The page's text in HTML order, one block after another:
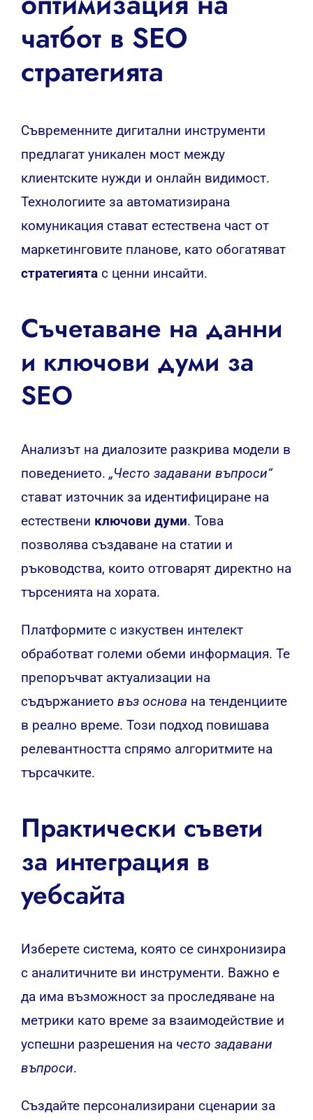
чатбот в SEO
стратегията
Съвременните дигитални инструменти
предлагат уникален мост между
клиентските нужди и онлайн видимост.
Технологиите за автоматизирана
комуникация стават естествена част от
маркетинговите планове, като обогатяват
стратегията с ценни инсайти.
Съчетаване на данни
и ключови думи за
SEO
Анализът на диалозите разкрива модели в
поведението. „Често задавани въпроси“
стават източник за идентифициране на
естествени ключови думи. Това
позволява създаване на статии и
ръководства, които отговарят директно на
търсенията на хората.
Платформите с изкуствен интелект
обработват големи обеми информация. Те
препоръчват актуализации на
съдържанието въз основа на тенденциите
в реално време. Този подход повишава
релевантността спрямо алгоритмите на
търсачките.
Практически съвети
за интеграция в
уебсайта
Изберете система, която се синхронизира
с аналитичните ви инструменти. Важно е
да има възможност за проследяване на
метрики като време за взаимодействие и
успешни разрешения на често задавани
въпроси.
Създайте персонализирани сценарии за